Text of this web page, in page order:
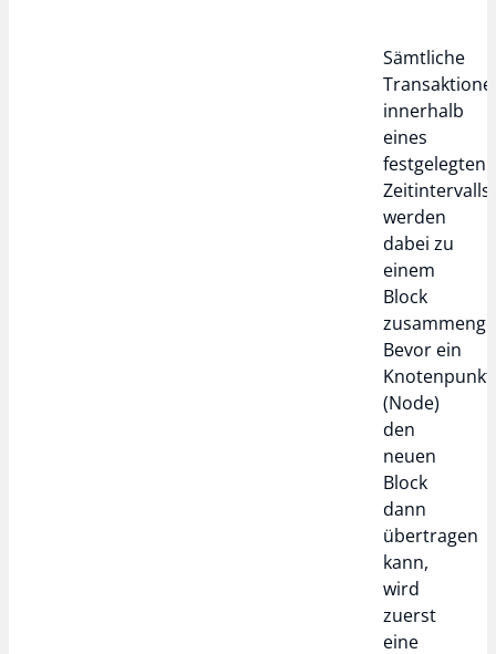
Sämtliche
innerhalb
eines
festgelegten
Zeitintervalls
werden
dabei zu
einem
Block
Bevor ein
Knotenpunkt
(Node)
den
neuen
Block
dann
übertragen
kann,
wird
zuerst
eine